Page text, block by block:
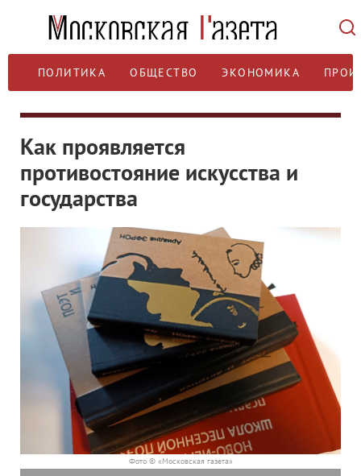
ПОЛИТИКА ОБЩЕСТВО ЭКОНОМИКА
Как проявляется
противостояние искусства и
государства
Фото © «Московская газета»